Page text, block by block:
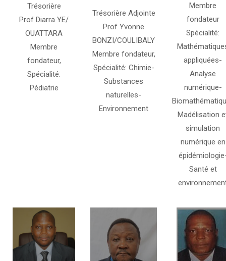
Trésorière
Prof Diarra YE/
OUATTARA
Membre
fondateur,
Spécialité:
Pédiatrie
Trésorière Adjointe
Prof Yvonne
BONZI/COULIBALY
Membre fondateur,
Spécialité: Chimie-
Substances
naturelles-
Environnement
Membre
fondateur
Spécialité:
appliquées-
Analyse
numérique-
Madélisation
simulation
numérique en
Santé et